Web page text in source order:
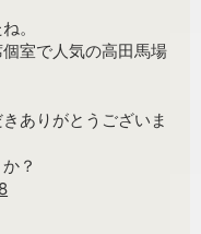
。
室で人気の高田馬場
ありがとうございま
？